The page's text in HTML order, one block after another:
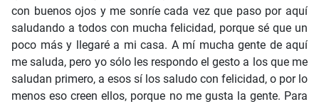
con buenos ojos y me sonríe cada vez que paso por aquí
saludando a todos con mucha felicidad, porque sé que un
poco más y llegaré a mi casa. A mí mucha gente de aquí
me saluda, pero yo sólo les respondo el gesto a los que me
saludan primero, a esos sí los saludo con felicidad, o por lo
menos eso creen ellos, porque no me gusta la gente. Para